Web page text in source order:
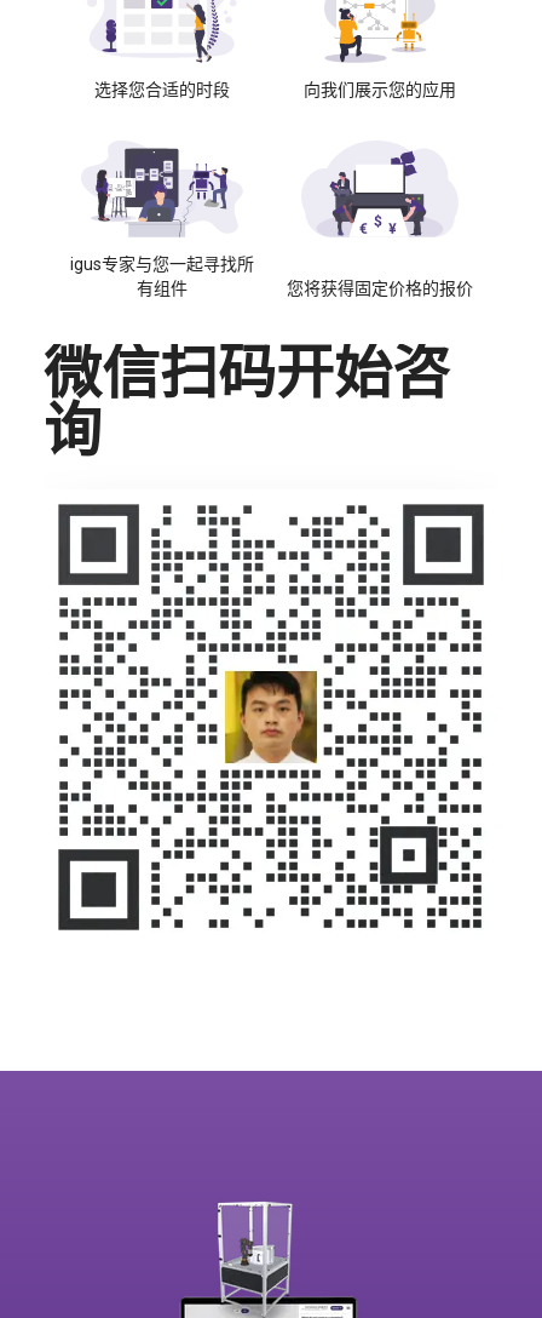
选择您合适的时段 向我们展示您的应用
igus专家与您一起寻找所
有组件
您将获得固定价格的报价
微信扫码开始咨
询